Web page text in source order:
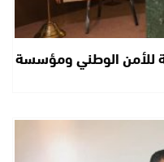
للأمن الوطني ومؤسسة